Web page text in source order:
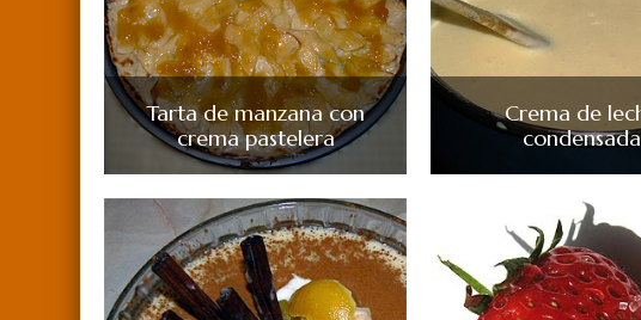
Tarta de manzana con
crema pastelera
Crema de
condensada